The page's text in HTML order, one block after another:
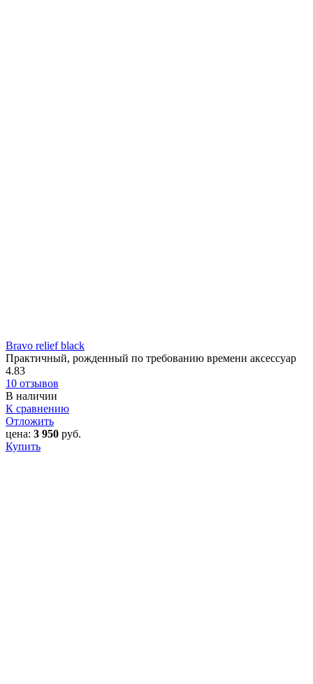
Bravo relief black
Практичный, рожденный по требованию времени аксессуар
4.83
10 отзывов
В наличии
К сравнению
Отложить
цена: 3 950 руб.
Купить